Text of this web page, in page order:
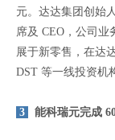
元。达达集团创始
席及 CEO，公司
展于新零售，在达
DST 等一线投资机
3 能科瑞元完成